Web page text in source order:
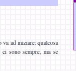
va ad iniziare: qualcosa
sono sempre, ma se